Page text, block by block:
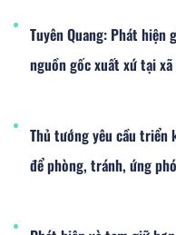
Tuyên Quang: Phát
nguồn gốc xuất xứ tại xã
Thủ tướng yêu cầu triển
để phòng, tránh, ứng